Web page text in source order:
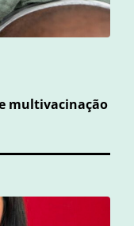
multivacinação